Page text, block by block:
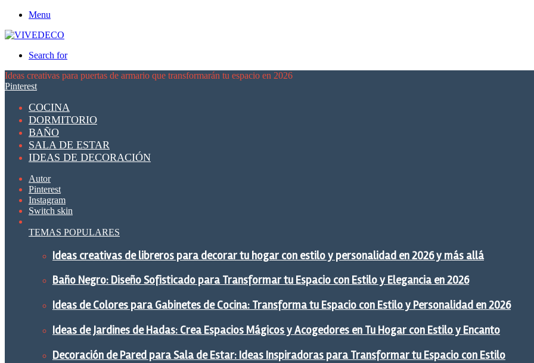
Menu
Search for
Ideas creativas para puertas de armario que transformarán tu espacio en 2026
Pinterest
COCINA
DORMITORIO
BAÑO
SALA DE ESTAR
IDEAS DE DECORACIÓN
Autor
Pinterest
Instagram
Switch skin
TEMAS POPULARES
Ideas creativas de libreros para decorar tu hogar con estilo y personalidad en 2026 y más allá
Baño Negro: Diseño Sofisticado para Transformar tu Espacio con Estilo y Elegancia en 2026
Ideas de Colores para Gabinetes de Cocina: Transforma tu Espacio con Estilo y Personalidad en 2026
Ideas de Jardines de Hadas: Crea Espacios Mágicos y Acogedores en Tu Hogar con Estilo y Encanto
Decoración de Pared para Sala de Estar: Ideas Inspiradoras para Transformar tu Espacio con Estilo